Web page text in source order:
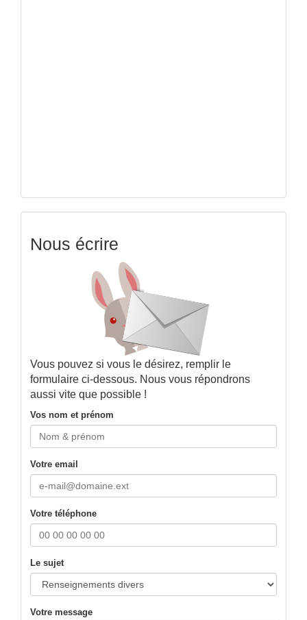
Nous écrire
Vous pouvez si vous le désirez, remplir le
formulaire ci-dessous. Nous vous répondrons
aussi vite que possible !
Vos nom et prénom
Votre email
Votre téléphone
Le sujet
Votre message